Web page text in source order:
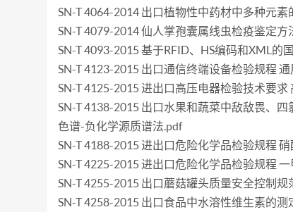
SN-T 4064-2014 出口植物性中药材中多种元素
SN-T 4079-2014 仙人掌孢囊属线虫检疫鉴定方
SN-T 4093-2015 基于RFID、HS编码和XML的
SN-T 4123-2015 出口通信终端设备检验规程
SN-T 4125-2015 进出口高压电器检验技术要求
SN-T 4138-2015 出口水果和蔬菜中敌敌畏、
色谱-负化学源质谱法.pdf
SN-T 4188-2015 进出口危险化学品检验规程
SN-T 4225-2015 进出口危险化学品检验规程
SN-T 4255-2015 出口蘑菇罐头质量安全控制规
SN-T 4258-2015 出口食品中水溶性维生素的测